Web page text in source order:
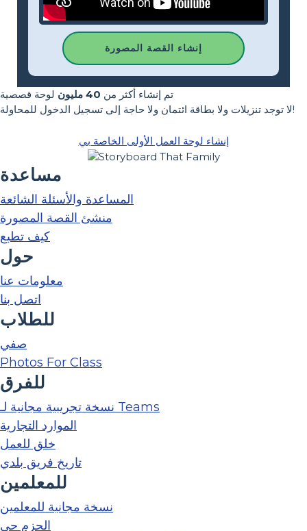
إنشاء القصة المصورة
تم إنشاء أكثر من 40 مليون
لوحة قصصية
لا توجد تنزيلات ولا بطاقة ائتمان ولا حاجة إلى تسجيل الدخول للمحاولة!
إنشاء لوحة العمل الأولى الخاصة بي
مساعدة
المساعدة والأسئلة الشائعة
منشئ القصة المصورة
كيف تطبع
حول
معلومات عنا
اتصل بنا
للطلاب
صفي
Photos For Class
للفرق
نسخة تجريبية مجانية لـ Teams
الموارد التجارية
خلق للعمل
تاريخ فريق بلدي
للمعلمين
نسخة مجانية للمعلمين
الحزم حي